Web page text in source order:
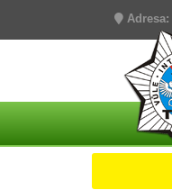
Adresa: